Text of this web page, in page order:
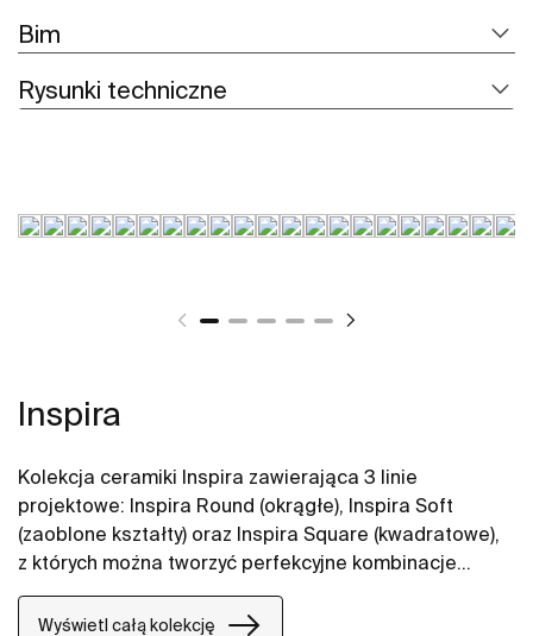
Bim
Rysunki techniczne
Inspira
Kolekcja ceramiki Inspira zawierająca 3 linie
projektowe: Inspira Round (okrągłe), Inspira Soft
(zaoblone kształty) oraz Inspira Square (kwadratowe),
z których można tworzyć perfekcyjne kombinacje
aranżacji łazienkowych. W ofercie umywalki Inspira,
toalety myjące In-Wash, miski WC i deski WC oraz
Wyświetl całą kolekcję